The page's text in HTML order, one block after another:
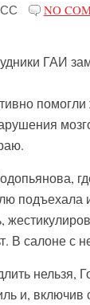
NO
ГАИ
помогли
подъехала
В салоне с
нельзя,
и,